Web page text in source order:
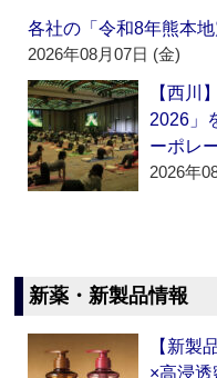
各社の「令和8年熊本
2026年08月07日 (金)
【西川
2026」
ーポレ
2026年
新薬・新製品情報
【新製
×高浸